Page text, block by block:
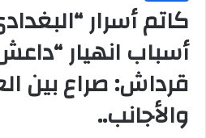
كاتم أسرار
أسباب انهيار
قرداش: صراع بين
والأجانب..